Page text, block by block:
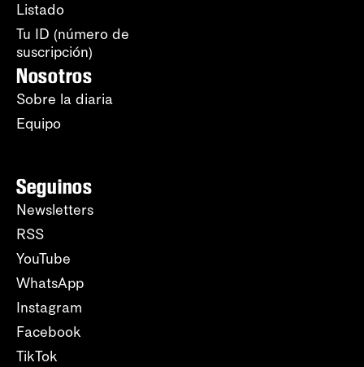
Listado
Tu ID (número de
suscripción)
Nosotros
Sobre la diaria
Equipo
Seguinos
Newsletters
RSS
YouTube
WhatsApp
Instagram
Facebook
TikTok